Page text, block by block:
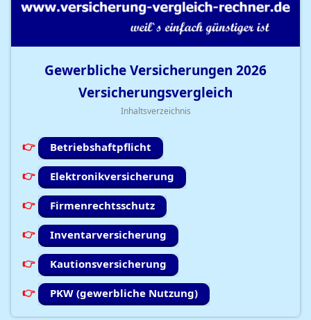
Gewerbliche Versicherungen 2026
Versicherungsvergleich
Inhaltsverzeichnis
Betriebshaftpflicht
Elektronikversicherung
Firmenrechtsschutz
Inventarversicherung
Kautionsversicherung
PKW (gewerbliche Nutzung)